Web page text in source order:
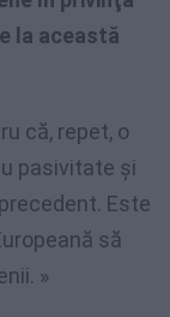
la această
că, repet, o
pasivitate şi
Este
să
»